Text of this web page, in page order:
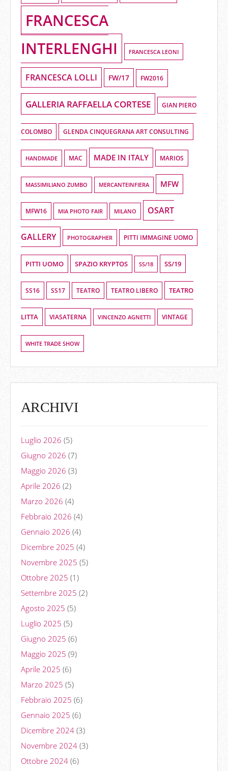
FRANCESCA
INTERLENGHI
FRANCESCA LEONI
FRANCESCA LOLLI FW/17 FW2016
GALLERIA RAFFAELLA CORTESE GIAN PIERO
COLOMBO GLENDA CINQUEGRANA ART CONSULTING
HANDMADE MAC MADE IN ITALY MARIOS
MASSIMILIANO ZUMBO MERCANTEINFIERA MFW
MFW16 MIA PHOTO FAIR MILANO OSART
GALLERY PHOTOGRAPHER PITTI IMMAGINE UOMO
PITTI UOMO SPAZIO KRYPTOS SS/18 SS/19
SS16 SS17 TEATRO TEATRO LIBERO TEATRO
LITTA VIASATERNA VINCENZO AGNETTI VINTAGE
WHITE TRADE SHOW
ARCHIVI
Luglio 2026 (5)
Giugno 2026 (7)
Maggio 2026 (3)
Aprile 2026 (2)
Marzo 2026 (4)
Febbraio 2026 (4)
Gennaio 2026 (4)
Dicembre 2025 (4)
Novembre 2025 (5)
Ottobre 2025 (1)
Settembre 2025 (2)
Agosto 2025 (5)
Luglio 2025 (5)
Giugno 2025 (6)
Maggio 2025 (9)
Aprile 2025 (6)
Marzo 2025 (5)
Febbraio 2025 (6)
Gennaio 2025 (6)
Dicembre 2024 (3)
Novembre 2024 (3)
Ottobre 2024 (6)